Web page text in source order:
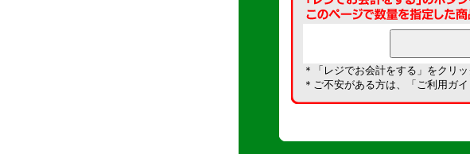
＊「レジでお会計をする」をクリ
＊ご不安がある方は、「 ご利用ガイ